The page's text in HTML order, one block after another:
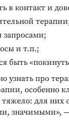
в контакт и
запросами;
и т.п.;
быть
узнать про
особенно
для
значимыми»,